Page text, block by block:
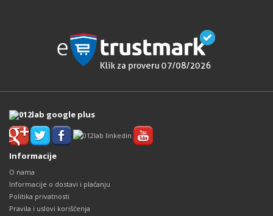
Informacije
O nama
Informacije o dostavi i plaćanju
Politika privatnosti
Pravila i uslovi korišćenja